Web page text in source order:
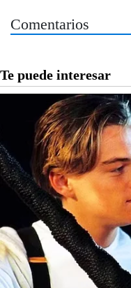
Comentarios